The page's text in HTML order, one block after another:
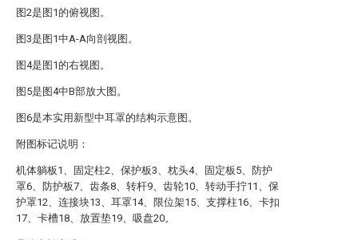
图2是图1的俯视图。
图3是图1中A-A向剖视图。
图4是图1的右视图。
图5是图4中B部放大图。
图6是本实用新型中耳罩的结构示意图。
附图标记说明：
机体躺板1、固定柱2、保护板3、枕头4、固定板5、防护
罩6、防护板7、齿条8、转杆9、齿轮10、转动手拧11、保
护罩12、连接块13、耳罩14、限位架15、支撑柱16、卡扣
17、卡槽18、放置垫19、吸盘20。